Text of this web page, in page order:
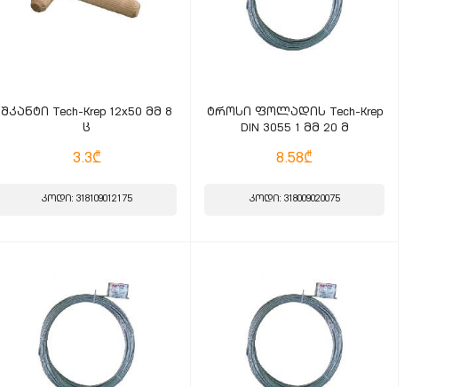
შკანტი Tech-Krep 12x50 მმ 8
ც
3.3₾
კოდი: 318109012175
ტროსი ფოლადის Tech-Krep
DIN 3055 1 მმ 20 მ
8.58₾
კოდი: 318009020075